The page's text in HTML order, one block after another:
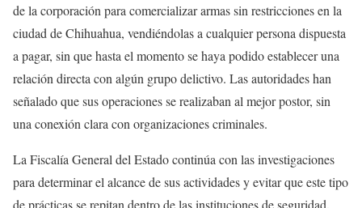
de la corporación para comercializar armas sin restricciones en la
ciudad de Chihuahua, vendiéndolas a cualquier persona dispuesta
a pagar, sin que hasta el momento se haya podido establecer una
relación directa con algún grupo delictivo. Las autoridades han
señalado que sus operaciones se realizaban al mejor postor, sin
una conexión clara con organizaciones criminales.
La Fiscalía General del Estado continúa con las investigaciones
para determinar el alcance de sus actividades y evitar que este tipo
de prácticas se repitan dentro de las instituciones de seguridad.